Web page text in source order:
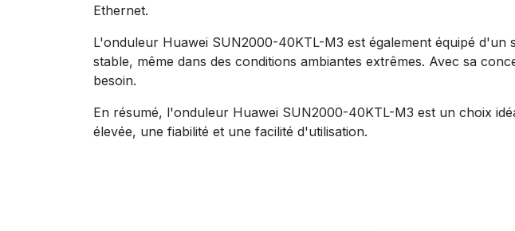
Ethernet.
L'onduleur Huawei SUN2000-40KTL-M3 est également équipé
stable, même dans des conditions ambiantes extrêmes. Avec sa
besoin.
En résumé, l'onduleur Huawei SUN2000-40KTL-M3 est un choix
élevée, une fiabilité et une facilité d'utilisation.